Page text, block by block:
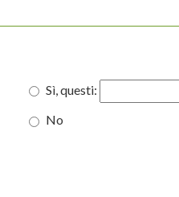
Sì, questi:
No